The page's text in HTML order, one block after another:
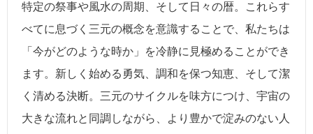
特定の祭事や風水の周期、そして日々の暦。これらす
べてに息づく三元の概念を意識することで、私たちは
「今がどのような時か」を冷静に見極めることができ
ます。新しく始める勇気、調和を保つ知恵、そして潔
く清める決断。三元のサイクルを味方につけ、宇宙の
大きな流れと同調しながら、より豊かで淀みのない人